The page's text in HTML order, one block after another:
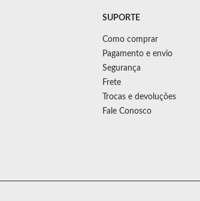
SUPORTE
Como comprar
Pagamento e envio
Segurança
Frete
Trocas e devoluções
Fale Conosco